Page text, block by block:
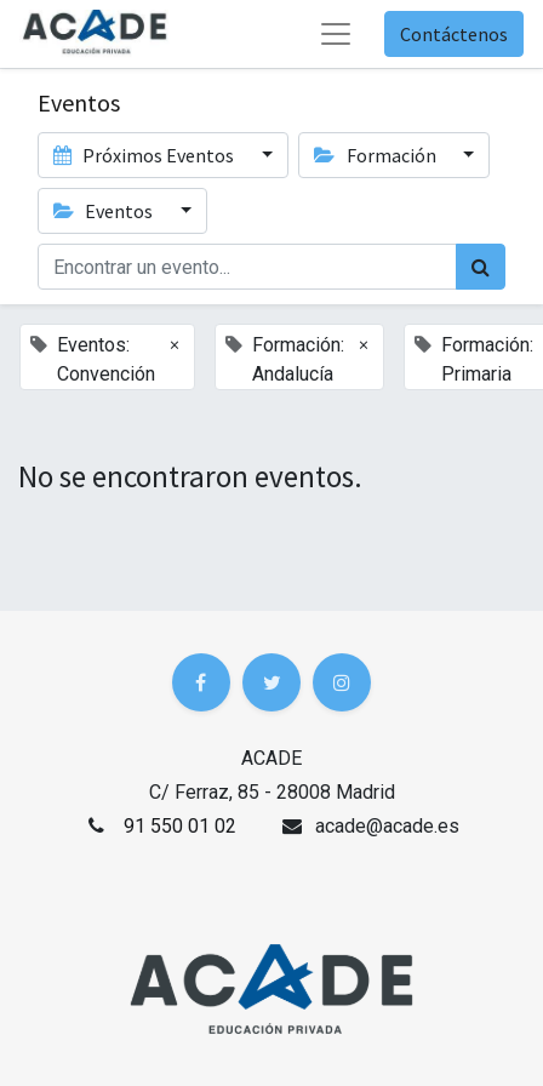
Contáctenos
Eventos
Próximos Eventos Formación
Eventos
Eventos:
Convención
×
Formación:
Andalucía
×
Formación:
Primaria
No se encontraron eventos.
ACADE
C/ Ferraz, 85 - 28008 Madrid
91 550 01 02
acade@acade.es